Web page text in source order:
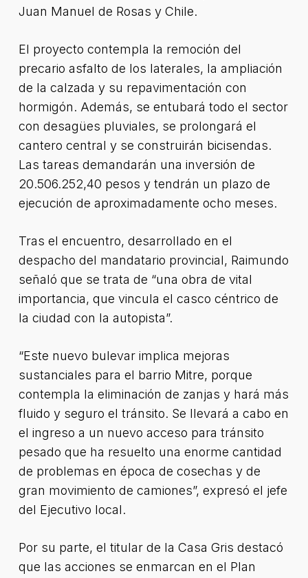
Juan Manuel de Rosas y Chile.
El proyecto contempla la remoción del
precario asfalto de los laterales, la ampliación
de la calzada y su repavimentación con
hormigón. Además, se entubará todo el sector
con desagües pluviales, se prolongará el
cantero central y se construirán bicisendas.
Las tareas demandarán una inversión de
20.506.252,40 pesos y tendrán un plazo de
ejecución de aproximadamente ocho meses.
Tras el encuentro, desarrollado en el
despacho del mandatario provincial, Raimundo
señaló que se trata de “una obra de vital
importancia, que vincula el casco céntrico de
la ciudad con la autopista”.
“Este nuevo bulevar implica mejoras
sustanciales para el barrio Mitre, porque
contempla la eliminación de zanjas y hará más
fluido y seguro el tránsito. Se llevará a cabo en
el ingreso a un nuevo acceso para tránsito
pesado que ha resuelto una enorme cantidad
de problemas en época de cosechas y de
gran movimiento de camiones”, expresó el jefe
del Ejecutivo local.
Por su parte, el titular de la Casa Gris destacó
que las acciones se enmarcan en el Plan